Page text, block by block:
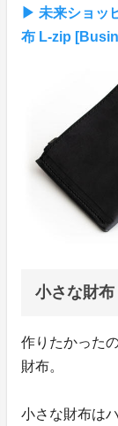
▶︎ 未来ショッ
布 L-zip
小さな財布
作りたかった
財布。
小さな財布は